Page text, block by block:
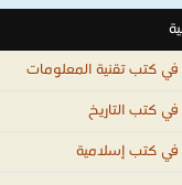
: "وَقُل رَّبِّ زِدْنِي عِلْمًا"
الدعاء والطلب من الله
علماً، لأن العِلم هو
التي ترشد إلى ما فيه
بوفاته، فالإنسان في